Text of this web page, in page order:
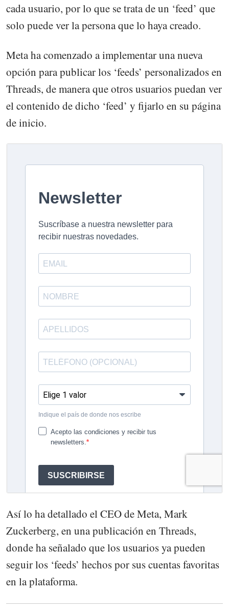
cada usuario, por lo que se trata de un ‘feed’ que
solo puede ver la persona que lo haya creado.
Meta ha comenzado a implementar una nueva
opción para publicar los ‘feeds’ personalizados en
Threads, de manera que otros usuarios puedan ver
el contenido de dicho ‘feed’ y fijarlo en su página
de inicio.
Así lo ha detallado el CEO de Meta, Mark
Zuckerberg, en una publicación en Threads,
donde ha señalado que los usuarios ya pueden
seguir los ‘feeds’ hechos por sus cuentas favoritas
en la plataforma.